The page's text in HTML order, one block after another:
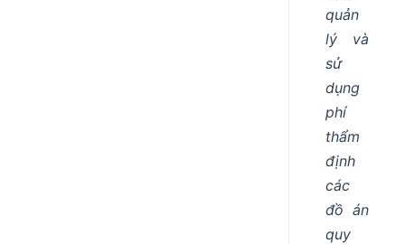
quản
lý và
sử
dụng
phí
thẩm
định
các
đồ án
quy